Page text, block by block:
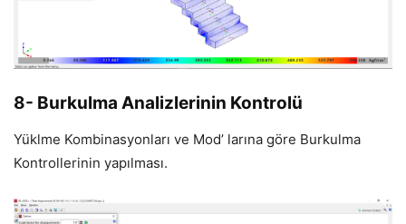
8- Burkulma Analizlerinin Kontrolü
Yüklme Kombinasyonları ve Mod’ larına göre Burkulma
Kontrollerinin yapılması.